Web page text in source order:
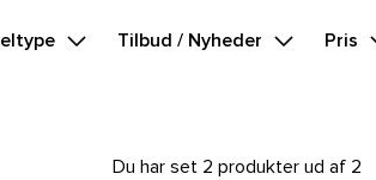
Tilbud / Nyheder Pris
Du har set 2 produkter ud af 2